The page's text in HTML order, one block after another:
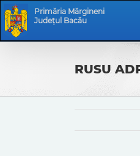
Skip
to
content
Skip
Navigation
Primăria Mărgineni
Județul Bacău
RUSU